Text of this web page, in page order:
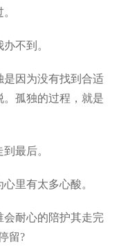
不到。
因为没有找到合适
孤独的过程，就是
最后。
里有太多心酸。
耐心的陪护其走完
留?